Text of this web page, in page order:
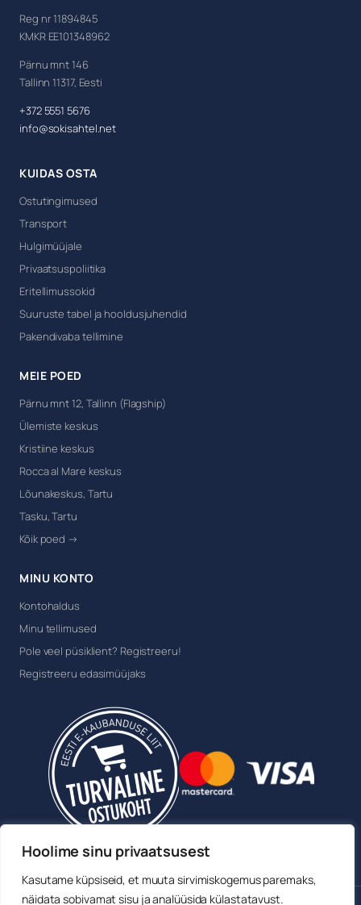
Hoolime sinu privaatsusest
Kasutame küpsiseid, et muuta sirvimiskogemus paremaks,
näidata sobivamat sisu ja analüüsida külastatavust.
Reg nr 11894845
KMKR EE101348962
Pärnu mnt 146
Tallinn 11317, Eesti
+372 5551 5676
info@sokisahtel.net
KUIDAS OSTA
Ostutingimused
Transport
Hulgimüüjale
Privaatsuspoliitika
Eritellimussokid
Suuruste tabel ja hooldusjuhendid
Pakendivaba tellimine
MEIE POED
Pärnu mnt 12, Tallinn (Flagship)
Ülemiste keskus
Kristiine keskus
Rocca al Mare keskus
Lõunakeskus, Tartu
Tasku, Tartu
Kõik poed →
MINU KONTO
Kontohaldus
Minu tellimused
Pole veel püsiklient? Registreeru!
Registreeru edasimüüjaks